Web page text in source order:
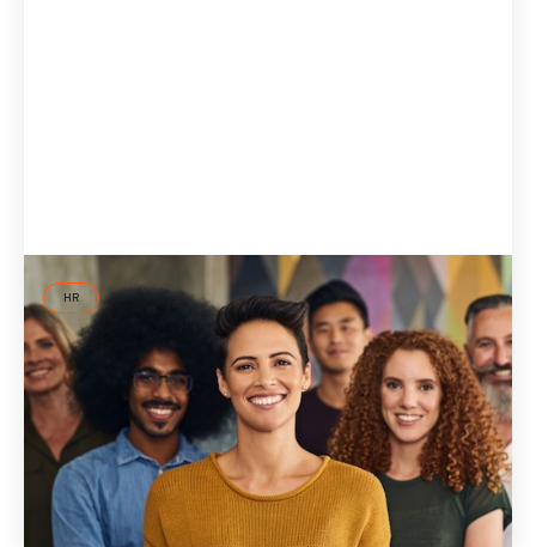
HR
ID37 im Vergleich professioneller
Persönlichkeitstests
ID37 im Vergleich mit MBTI, Big Five, DISG und anderen:
Was differenzierende Persönlichkeitstests von Typentests
unterscheidet und warum Experten sie empfehlen.
2 Jun 2021